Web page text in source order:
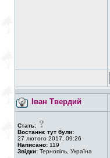
Іван Твердий
Стать:
Востаннє тут були:
27 лютого 2017, 09:26
Написано: 119
Звідки: Тернопіль, Україна